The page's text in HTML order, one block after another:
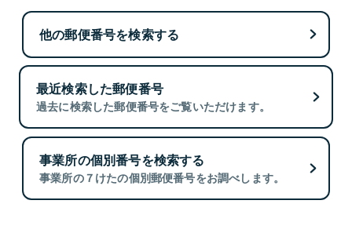
他の郵便番号を検索する
最近検索した郵便番号
過去に検索した郵便番号をご覧いただけます。
事業所の個別番号を検索する
事業所の７けたの個別郵便番号をお調べします。